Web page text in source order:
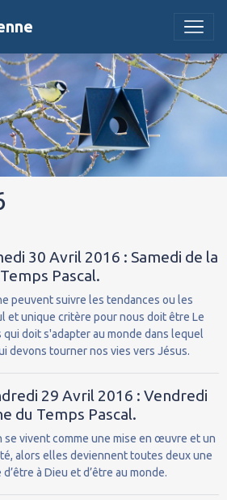
30 Avril 2016 : Samedi de la
Pascal.
peuvent suivre les tendances ou les
et unique critère pour nous doit être Le
qui doit s'adapter au monde dans lequel
devons tourner nos vies vers Jésus.
29 Avril 2016 : Vendredi
du Temps Pascal.
se vivent comme une mise en œuvre et un
alors elles deviennent toutes deux une
à Dieu et d’être au monde.